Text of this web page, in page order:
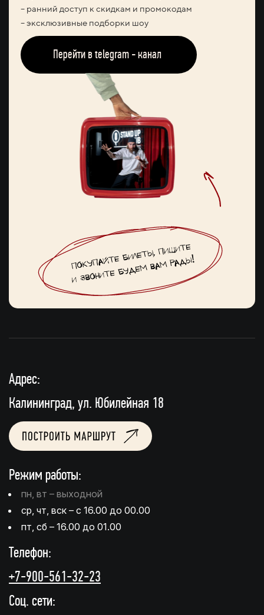
– ранний доступ к скидкам и промокодам
– эксклюзивные подборки шоу
Перейти в telegram - канал
Адрес:
Калининград, ул. Юбилейная 18
Режим работы:
пн, вт – выходной
ср, чт, вск – с 16.00 до 00.00
пт, сб – 16.00 до 01.00
Телефон:
+7-900-561-32-23
Соц. сети: